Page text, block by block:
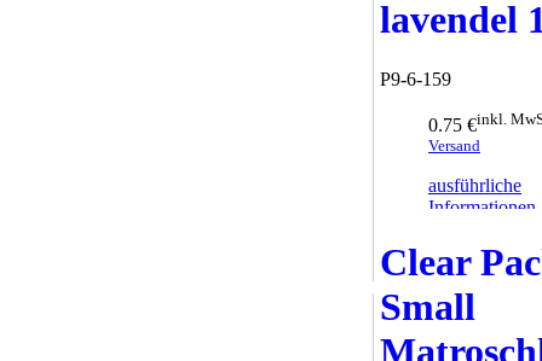
lavendel
P9-6-159
0.75 €inkl.
Versand
ausführliche
Informationen
hinzufügen
Clear
Small